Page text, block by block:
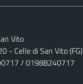
Vito
- Celle di San Vito (FG)
/ 01988240717